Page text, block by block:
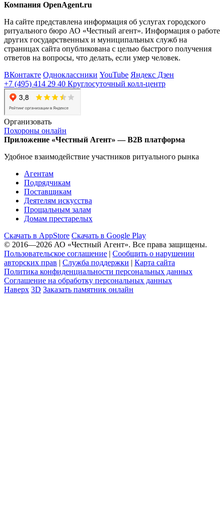
Компания OpenAgent.ru
На сайте представлена информация об услугах городского
ритуального бюро АО «Честный агент». Информация о работе
других государственных и муниципальных служб на
страницах сайта опубликована с целью быстрого получения
ответов на вопросы, что делать, если умер человек.
ВКонтакте Одноклассники YouTube Яндекс Дзен
+7 (495) 414 29 40 Круглосуточный колл-центр
Организовать
Похороны онлайн
Приложение «Честный Агент» —B2B платформа
Удобное взаимодействие участников ритуального рынка
Агентам
Подрядчикам
Поставщикам
Деятелям искусства
Прощальным залам
Домам престарелых
Скачать в AppStore Скачать в Google Play
© 2016—2026 АО «Честный Агент». Все права защищены.
Пользовательское соглашение | Сообщить о нарушении
авторских прав | Служба поддержки | Карта сайта
Политика конфиденциальности персональных данных
Соглашение на обработку персональных данных
Наверх 3D Заказать памятник онлайн